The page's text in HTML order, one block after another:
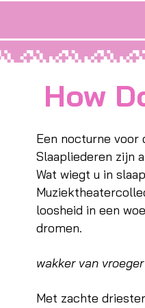
How
Een nocturne voor
Slaapliederen zijn
Wat wiegt u in
loosheid in een
dromen.
wakker van
Met zachte